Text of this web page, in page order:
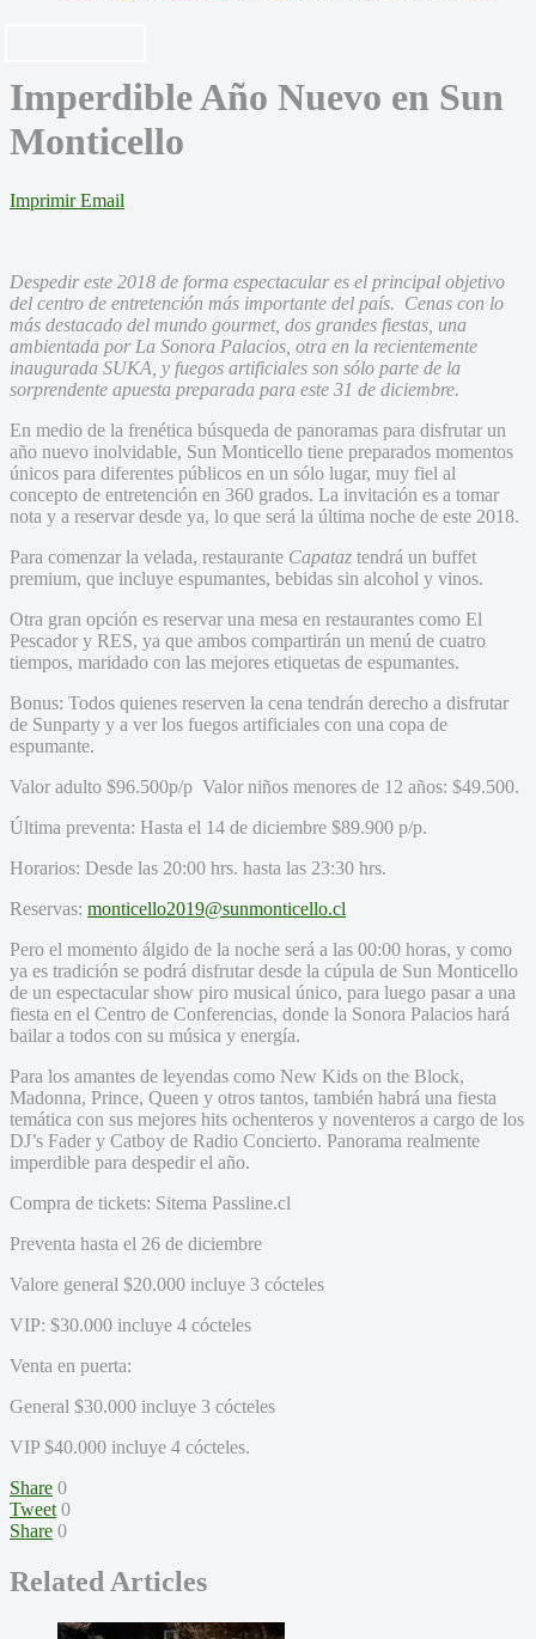
Imperdible Año Nuevo en Sun
Monticello
Imprimir Email
Despedir este 2018 de forma espectacular es el principal objetivo
del centro de entretención más importante del país. Cenas con lo
más destacado del mundo gourmet, dos grandes fiestas, una
ambientada por La Sonora Palacios, otra en la recientemente
inaugurada SUKA, y fuegos artificiales son sólo parte de la
sorprendente apuesta preparada para este 31 de diciembre.
En medio de la frenética búsqueda de panoramas para disfrutar un
año nuevo inolvidable, Sun Monticello tiene preparados momentos
únicos para diferentes públicos en un sólo lugar, muy fiel al
concepto de entretención en 360 grados. La invitación es a tomar
nota y a reservar desde ya, lo que será la última noche de este 2018.
Para comenzar la velada, restaurante Capataz tendrá un buffet
premium, que incluye espumantes, bebidas sin alcohol y vinos.
Otra gran opción es reservar una mesa en restaurantes como El
Pescador y RES, ya que ambos compartirán un menú de cuatro
tiempos, maridado con las mejores etiquetas de espumantes.
Bonus: Todos quienes reserven la cena tendrán derecho a disfrutar
de Sunparty y a ver los fuegos artificiales con una copa de
espumante.
Valor adulto $96.500p/p Valor niños menores de 12 años: $49.500.
Última preventa: Hasta el 14 de diciembre $89.900 p/p.
Horarios: Desde las 20:00 hrs. hasta las 23:30 hrs.
Reservas: monticello2019@sunmonticello.cl
Pero el momento álgido de la noche será a las 00:00 horas, y como
ya es tradición se podrá disfrutar desde la cúpula de Sun Monticello
de un espectacular show piro musical único, para luego pasar a una
fiesta en el Centro de Conferencias, donde la Sonora Palacios hará
bailar a todos con su música y energía.
Para los amantes de leyendas como New Kids on the Block,
Madonna, Prince, Queen y otros tantos, también habrá una fiesta
temática con sus mejores hits ochenteros y noventeros a cargo de los
DJ’s Fader y Catboy de Radio Concierto. Panorama realmente
imperdible para despedir el año.
Compra de tickets: Sitema Passline.cl
Preventa hasta el 26 de diciembre
Valore general $20.000 incluye 3 cócteles
VIP: $30.000 incluye 4 cócteles
Venta en puerta:
General $30.000 incluye 3 cócteles
VIP $40.000 incluye 4 cócteles.
Share 0
Tweet 0
Share 0
Related Articles